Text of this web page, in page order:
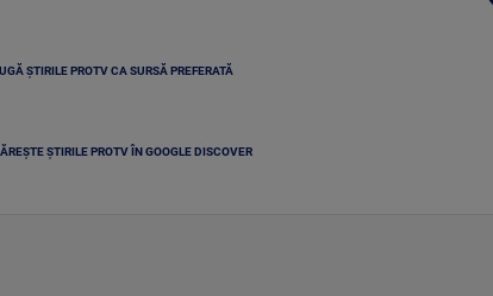
ȘTIRILE PROTV CA SURSĂ PREFERATĂ
ȘTIRILE PROTV ÎN GOOGLE DISCOVER